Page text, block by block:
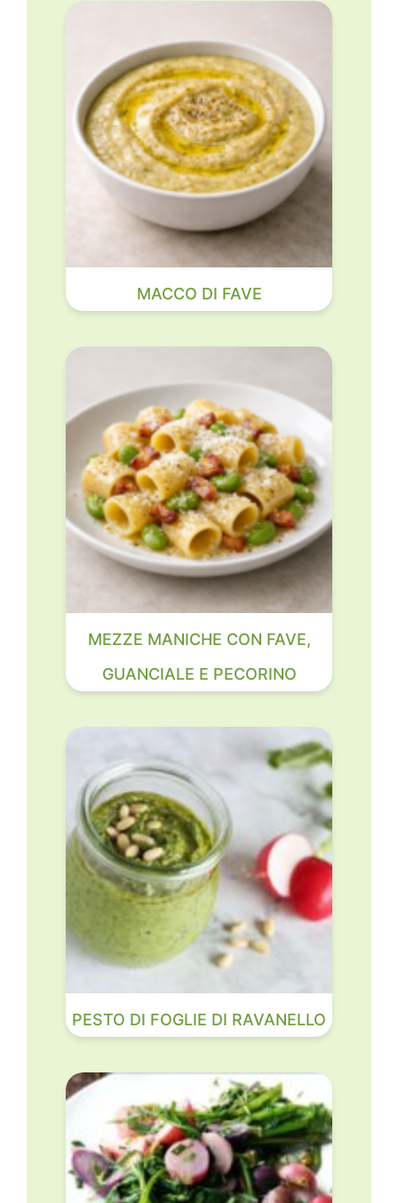
MACCO DI FAVE
MEZZE MANICHE CON FAVE,
GUANCIALE E PECORINO
PESTO DI FOGLIE DI RAVANELLO